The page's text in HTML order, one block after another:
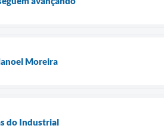
Moreira
do Industrial